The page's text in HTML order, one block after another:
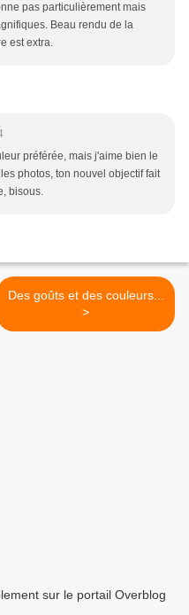
pas particulièrement mais
Beau rendu de la
est extra.
préférée, mais j'aime bien le
photos, ton nouvel objectif fait
bisous.
Des goûts et des couleurs...
>
sur le portail Overblog